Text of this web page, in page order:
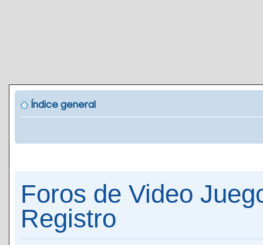
Índice general
Foros de Video
Registro